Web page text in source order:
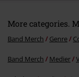
More categories.
Band Merch Genre
Band Merch Medier